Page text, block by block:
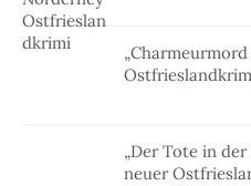
„Der Tote in der
neuer